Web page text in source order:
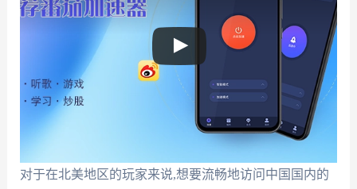
对于在北美地区的玩家来说,想要流畅地访问中国国内的